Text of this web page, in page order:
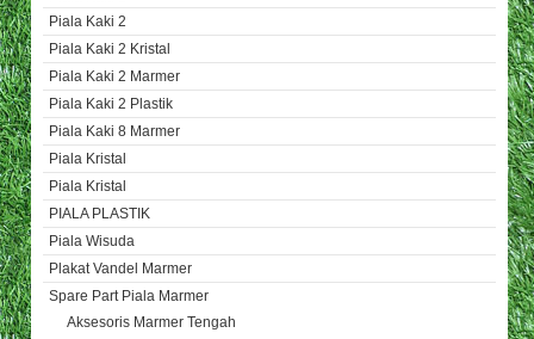
Piala Kaki 2
Piala Kaki 2 Kristal
Piala Kaki 2 Marmer
Piala Kaki 2 Plastik
Piala Kaki 8 Marmer
Piala Kristal
Piala Kristal
PIALA PLASTIK
Piala Wisuda
Plakat Vandel Marmer
Spare Part Piala Marmer
Aksesoris Marmer Tengah